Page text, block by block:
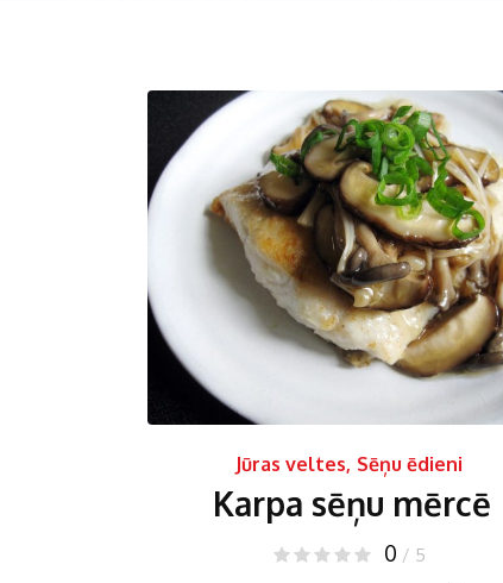
Jūras veltes, Sēņu ēdieni
Karpa sēņu mērcē
0 / 5